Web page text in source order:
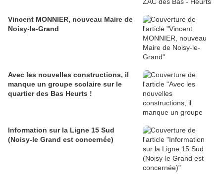
Vincent MONNIER, nouveau Maire de
Noisy-le-Grand
Avec les nouvelles constructions, il
manque un groupe scolaire sur le
quartier des Bas Heurts !
Information sur la Ligne 15 Sud
(Noisy-le Grand est concernée)